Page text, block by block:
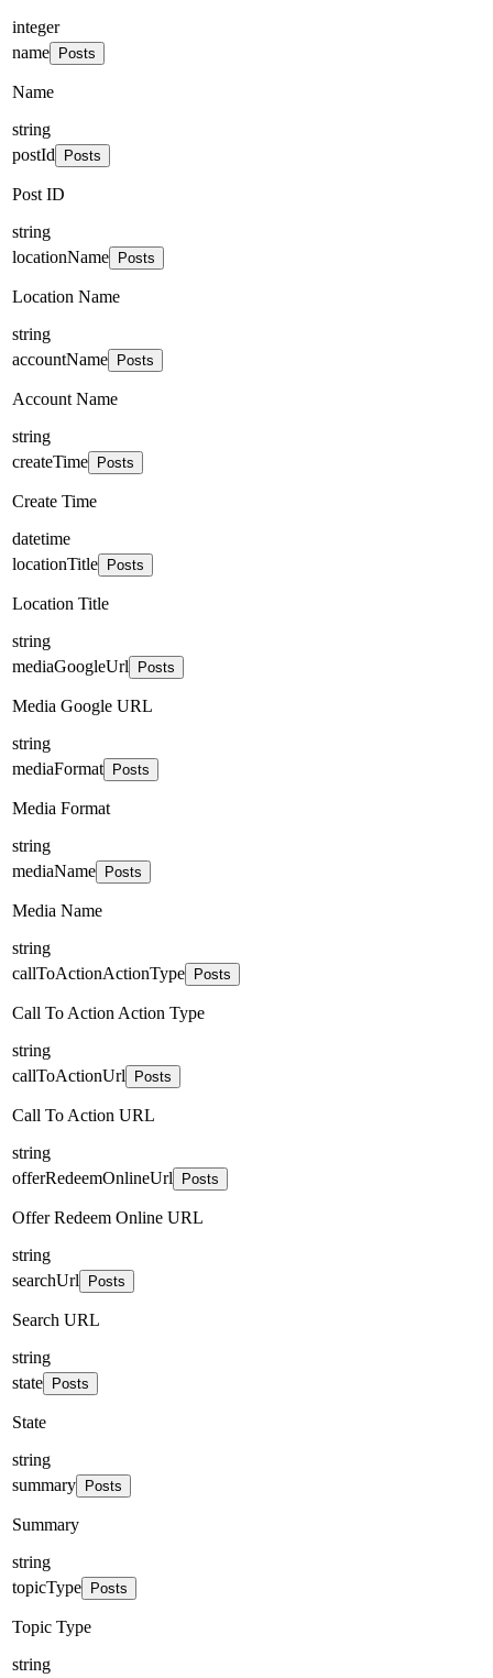
integer
name
Posts
Name
string
postId
Posts
Post ID
string
locationName
Posts
Location Name
string
accountName
Posts
Account Name
string
createTime
Posts
Create Time
datetime
locationTitle
Posts
Location Title
string
mediaGoogleUrl
Posts
Media Google URL
string
mediaFormat
Posts
Media Format
string
mediaName
Posts
Media Name
string
callToActionActionType
Posts
Call To Action Action Type
string
callToActionUrl
Posts
Call To Action URL
string
offerRedeemOnlineUrl
Posts
Offer Redeem Online URL
string
searchUrl
Posts
Search URL
string
state
Posts
State
string
summary
Posts
Summary
string
topicType
Posts
Topic Type
string